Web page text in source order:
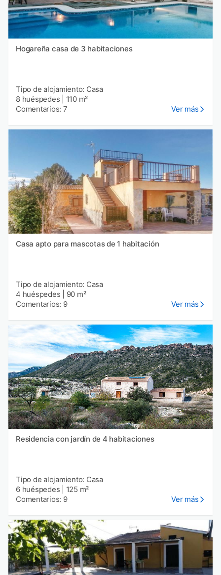
Hogareña casa de 3 habitaciones
Tipo de alojamiento: Casa
8 huéspedes
110 m²
Comentarios: 7
Ver más
Casa apto para mascotas de 1 habitación
Tipo de alojamiento: Casa
4 huéspedes
90 m²
Comentarios: 9
Ver más
Residencia con jardín de 4 habitaciones
Tipo de alojamiento: Casa
6 huéspedes
125 m²
Comentarios: 9
Ver más